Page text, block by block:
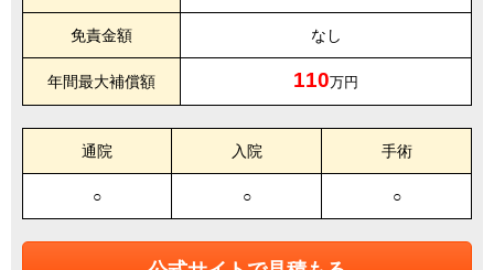
免責金額 なし
年間最大補償額 110万円
通院 入院 手術
○ ○ ○